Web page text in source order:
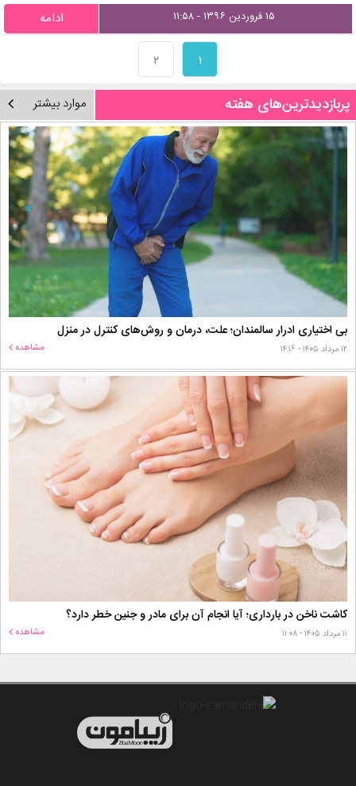
۱۵ فروردین ۱۳۹۶ - ۱۱:۵۸ ادامه
۱ ۲
پربازدیدترین‌های هفته موارد بیشتر
بی اختیاری ادرار سالمندان؛ علت، درمان و روش‌های کنترل در منزل
۱۲ مرداد ۱۴۰۵ - ۱۴:۱۶ مشاهده
کاشت ناخن در بارداری؛ آیا انجام آن برای مادر و جنین خطر دارد؟
۱۱ مرداد ۱۴۰۵ - ۱۱:۰۸ مشاهده